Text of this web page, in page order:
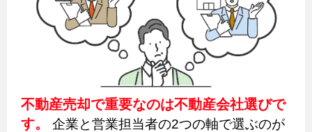
不動産売却で重要なのは不動産会社選びで
す。
企業と営業担当者の2つの軸で選ぶのが